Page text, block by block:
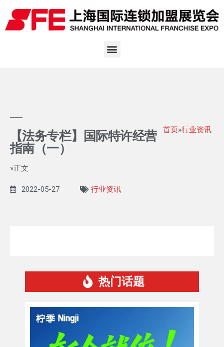
【法务专栏】国际特许经营
指南（一）
首页»行业资讯
»正文
2022-05-27 行业资讯
热门话题